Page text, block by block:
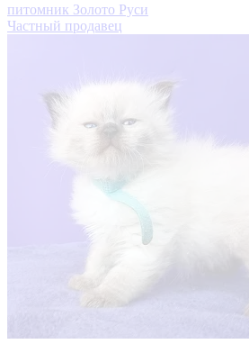
питомник Золото Руси
Частный продавец